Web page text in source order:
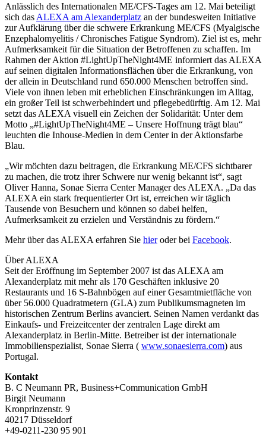
Anlässlich des Internationalen ME/CFS-Tages am 12. Mai beteiligt
sich das ALEXA am Alexanderplatz an der bundesweiten Initiative
zur Aufklärung über die schwere Erkrankung ME/CFS (Myalgische
Enzephalomyelitis / Chronisches Fatigue Syndrom). Ziel ist es, mehr
Aufmerksamkeit für die Situation der Betroffenen zu schaffen. Im
Rahmen der Aktion #LightUpTheNight4ME informiert das ALEXA
auf seinen digitalen Informationsflächen über die Erkrankung, von
der allein in Deutschland rund 650.000 Menschen betroffen sind.
Viele von ihnen leben mit erheblichen Einschränkungen im Alltag,
ein großer Teil ist schwerbehindert und pflegebedürftig. Am 12. Mai
setzt das ALEXA visuell ein Zeichen der Solidarität: Unter dem
Motto „#LightUpTheNight4ME – Unsere Hoffnung trägt blau“
leuchten die Inhouse-Medien in dem Center in der Aktionsfarbe
Blau.
„Wir möchten dazu beitragen, die Erkrankung ME/CFS sichtbarer
zu machen, die trotz ihrer Schwere nur wenig bekannt ist“, sagt
Oliver Hanna, Sonae Sierra Center Manager des ALEXA. „Da das
ALEXA ein stark frequentierter Ort ist, erreichen wir täglich
Tausende von Besuchern und können so dabei helfen,
Aufmerksamkeit zu erzielen und Verständnis zu fördern.“
Mehr über das ALEXA erfahren Sie hieroder bei Facebook.
Über ALEXA
Seit der Eröffnung im September 2007 ist das ALEXA am
Alexanderplatz mit mehr als 170 Geschäften inklusive 20
Restaurants und 16 S-Bahnbögen auf einer Gesamtmietfläche von
über 56.000 Quadratmetern (GLA) zum Publikumsmagneten im
historischen Zentrum Berlins avanciert. Seinen Namen verdankt das
Einkaufs- und Freizeitcenter der zentralen Lage direkt am
Alexanderplatz in Berlin-Mitte. Betreiber ist der internationale
Immobilienspezialist, Sonae Sierra ( www.sonaesierra.com) aus
Portugal.
Kontakt
B. C Neumann PR, Business+Communication GmbH
Birgit Neumann
Kronprinzenstr. 9
40217 Düsseldorf
+49-0211-230 95 901